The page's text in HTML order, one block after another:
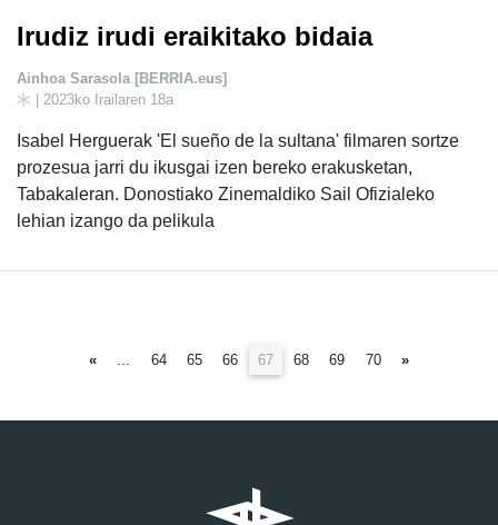
Irudiz irudi eraikitako bidaia
Ainhoa Sarasola [BERRIA.eus]
| 2023ko Irailaren 18a
Isabel Herguerak 'El sueño de la sultana' filmaren sortze
prozesua jarri du ikusgai izen bereko erakusketan,
Tabakaleran. Donostiako Zinemaldiko Sail Ofizialeko
lehian izango da pelikula
« 64 65 66 67(current)
68 69 70 »